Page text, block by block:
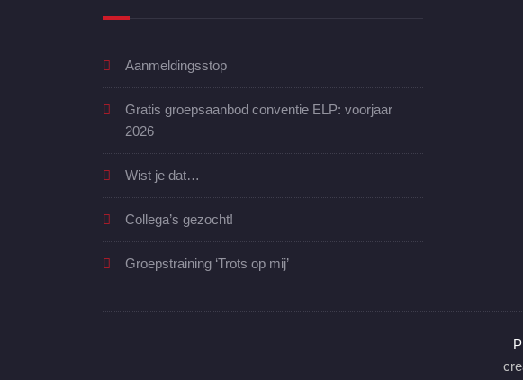
Aanmeldingsstop
Gratis groepsaanbod conventie ELP: voorjaar
2026
Wist je dat…
Collega’s gezocht!
Groepstraining ‘Trots op mij’